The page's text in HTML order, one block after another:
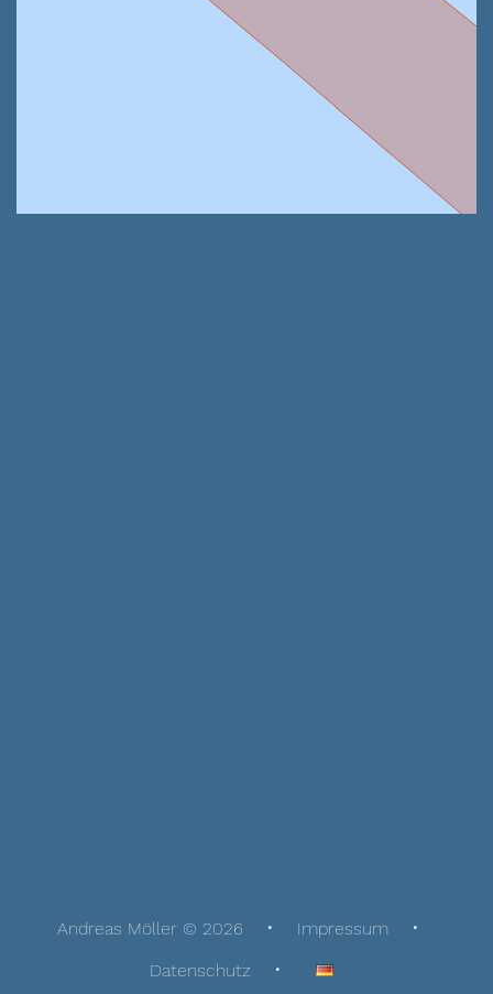
Andreas Möller © 2026
Impressum
Datenschutz